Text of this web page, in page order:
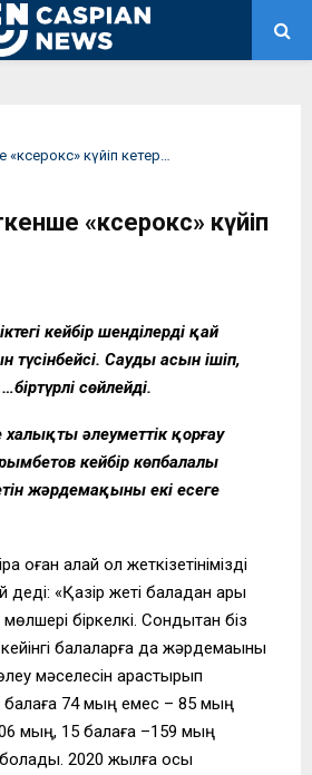
«ксерокс» күйіп кетер…
«ксерокс» күйіп
кейбір шенділердің қай
Саудың асын ішіп,
сөйлейді.
халықты әлеуметтік қорғау
кейбір көпбалалы
жәрдемақының екі есеге
оған қалай қол жеткізетінімізді
деді: «Қазір жеті баладан ары
біркелкі. Сондықтан біз
балаларға да жәрдемақыны
мәселесін қарастырып
74 мың емес – 85 мың
мың, 15 балаға –159 мың
болады. 2020 жылға осы